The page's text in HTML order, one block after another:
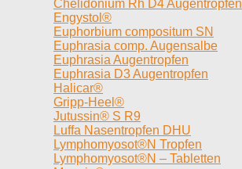
Chelidonium Rh D4 Augentropfen
Engystol®
Euphorbium compositum SN
Euphrasia comp. Augensalbe
Euphrasia Augentropfen
Euphrasia D3 Augentropfen
Halicar®
Gripp-Heel®
Jutussin® S R9
Luffa Nasentropfen DHU
Lymphomyosot®N Tropfen
Lymphomyosot®N – Tabletten